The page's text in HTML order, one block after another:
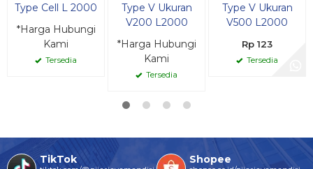
Type Cell L 2000
*Harga Hubungi
Kami
Tersedia
Type V Ukuran
V200 L2000
*Harga Hubungi
Kami
Tersedia
Type V Ukuran
V500 L2000
Rp 123
Tersedia
TikTok Shopee